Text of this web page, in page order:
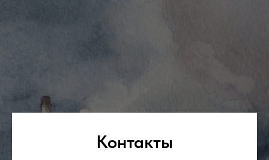
Контакты